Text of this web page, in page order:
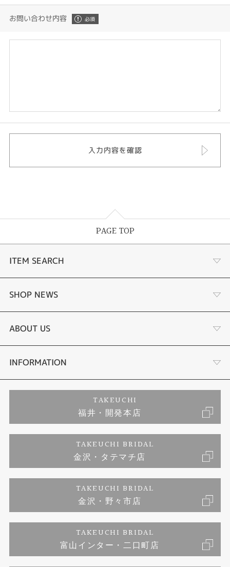
お問い合わせ内容
PAGE TOP
ITEM SEARCH
婚約指輪
結婚指輪
セットリング
婚約ネックレス
エタニティリング
SHOP NEWS
タケウチのこだわり
プロポーズサポート
ブランドリスト
ジュエリーリフォーム
福井指輪工房｜手作りペアリング
福井指輪工房｜手作り結婚指輪 and 婚約指輪
福井指輪工房｜手作り婚約指輪 プロポーズプラン
ABOUT US
会社概要
お客様の声
INFORMATION
プライバシーポリシー
TAKEUCHI
福井・開発本店
TAKEUCHI BRIDAL
金沢・タテマチ店
TAKEUCHI BRIDAL
金沢・野々市店
TAKEUCHI BRIDAL
富山インター・二口町店